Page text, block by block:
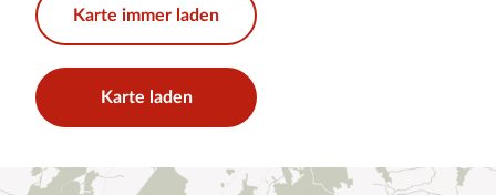
Karte immer laden
Karte laden